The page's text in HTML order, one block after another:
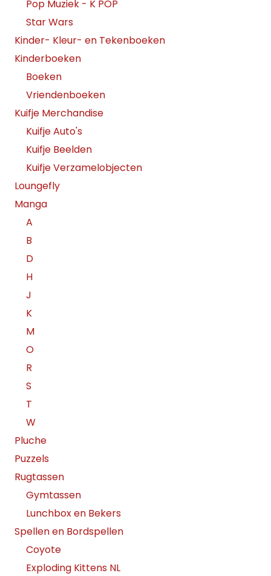
Pop Muziek - K POP
Star Wars
Kinder- Kleur- en Tekenboeken
Kinderboeken
Boeken
Vriendenboeken
Kuifje Merchandise
Kuifje Auto's
Kuifje Beelden
Kuifje Verzamelobjecten
Loungefly
Manga
A
B
D
H
J
K
M
O
R
S
T
W
Pluche
Puzzels
Rugtassen
Gymtassen
Lunchbox en Bekers
Spellen en Bordspellen
Coyote
Exploding Kittens NL